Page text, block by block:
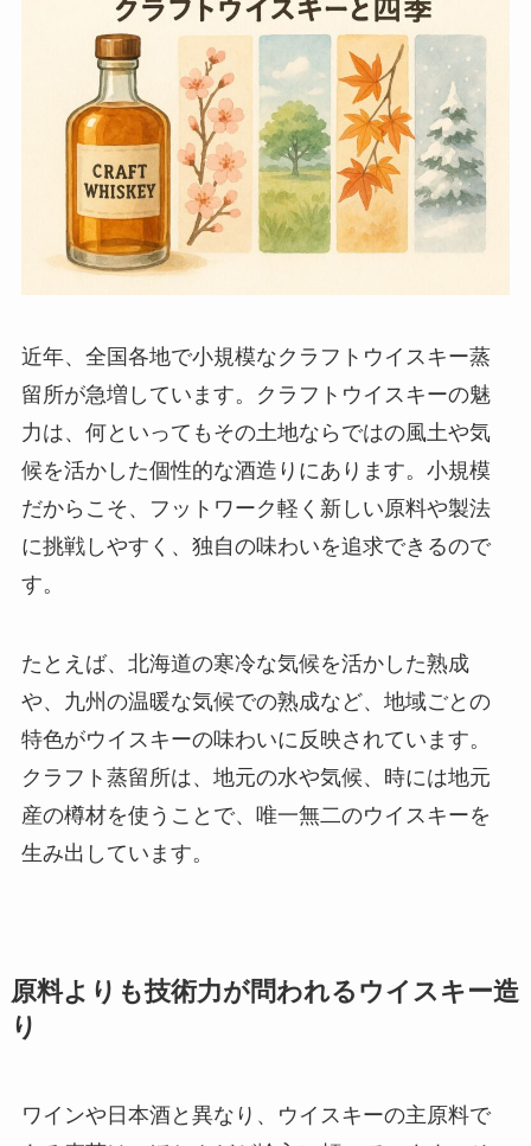
近年、全国各地で小規模なクラフトウイスキー蒸
留所が急増しています。クラフトウイスキーの魅
力は、何といってもその土地ならではの風土や気
候を活かした個性的な酒造りにあります。小規模
だからこそ、フットワーク軽く新しい原料や製法
に挑戦しやすく、独自の味わいを追求できるので
す。
たとえば、北海道の寒冷な気候を活かした熟成
や、九州の温暖な気候での熟成など、地域ごとの
特色がウイスキーの味わいに反映されています。
クラフト蒸留所は、地元の水や気候、時には地元
産の樽材を使うことで、唯一無二のウイスキーを
生み出しています。
原料よりも技術力が問われるウイスキー造
り
ワインや日本酒と異なり、ウイスキーの主原料で